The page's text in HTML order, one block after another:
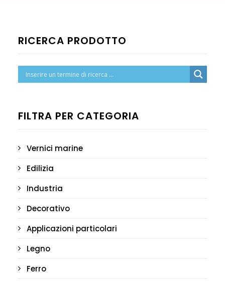
TEL.: (+39) 055 451290
EMAIL: INFO@BRANDINICOLOR.COM
RICERCA PRODOTTO
FILTRA PER CATEGORIA
Vernici marine
Edilizia
Industria
Decorativo
Applicazioni particolari
Legno
Ferro